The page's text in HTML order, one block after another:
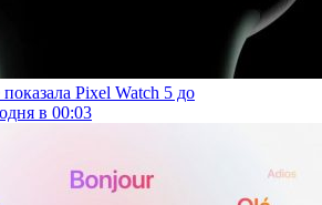
Pixel Watch 5 до
в 00:03